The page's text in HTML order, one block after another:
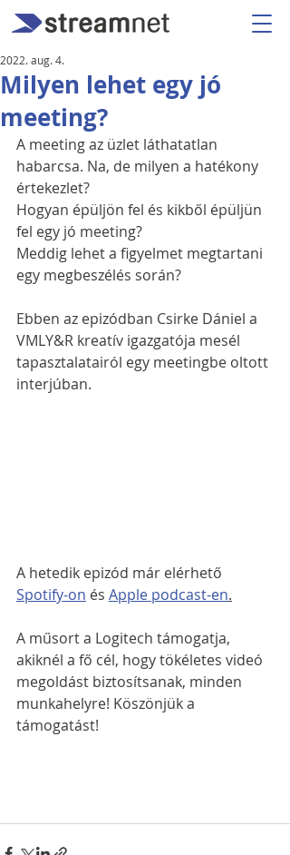
Milyen lehet egy jó
meeting?
2022. aug. 4.
A meeting az üzlet láthatatlan
habarcsa. Na, de milyen a hatékony
értekezlet?
Hogyan épüljön fel és kikből épüljün
fel egy jó meeting?
Meddig lehet a figyelmet megtartani
egy megbeszélés során?
Ebben az epizódban Csirke Dániel a
VMLY&R kreatív igazgatója mesél
tapasztalatairól egy meetingbe oltott
interjúban.
A hetedik epizód már elérhető
Spotify-on és Apple podcast-en.
A műsort a Logitech támogatja,
akiknél a fő cél, hogy tökéletes videó
megoldást biztosítsanak, minden
munkahelyre! Köszönjük a
támogatást!